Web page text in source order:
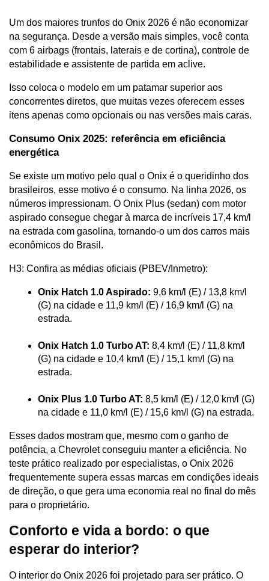
Um dos maiores trunfos do Onix 2026 é não economizar
na segurança. Desde a versão mais simples, você conta
com 6 airbags (frontais, laterais e de cortina), controle de
estabilidade e assistente de partida em aclive.
Isso coloca o modelo em um patamar superior aos
concorrentes diretos, que muitas vezes oferecem esses
itens apenas como opcionais ou nas versões mais caras.
Consumo Onix 2025: referência em eficiência
energética
Se existe um motivo pelo qual o Onix é o queridinho dos
brasileiros, esse motivo é o consumo. Na linha 2026, os
números impressionam. O Onix Plus (sedan) com motor
aspirado consegue chegar à marca de incríveis 17,4 km/l
na estrada com gasolina, tornando-o um dos carros mais
econômicos do Brasil.
H3: Confira as médias oficiais (PBEV/Inmetro):
Onix Hatch 1.0 Aspirado: 9,6 km/l (E) / 13,8 km/l
(G) na cidade e 11,9 km/l (E) / 16,9 km/l (G) na
estrada.
Onix Hatch 1.0 Turbo AT: 8,4 km/l (E) / 11,8 km/l
(G) na cidade e 10,4 km/l (E) / 15,1 km/l (G) na
estrada.
Onix Plus 1.0 Turbo AT: 8,5 km/l (E) / 12,0 km/l (G)
na cidade e 11,0 km/l (E) / 15,6 km/l (G) na estrada.
Esses dados mostram que, mesmo com o ganho de
potência, a Chevrolet conseguiu manter a eficiência. No
teste prático realizado por especialistas, o Onix 2026
frequentemente supera essas marcas em condições ideais
de direção, o que gera uma economia real no final do mês
para o proprietário.
Conforto e vida a bordo: o que
esperar do interior?
O interior do Onix 2026 foi projetado para ser prático. O